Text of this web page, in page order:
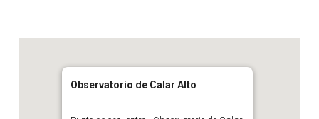
Observatorio de Calar Alto